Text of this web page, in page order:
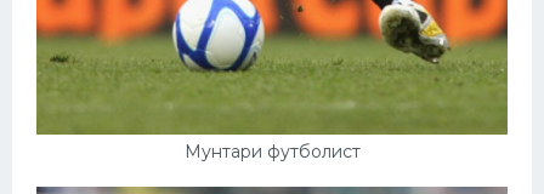
Мунтари футболист